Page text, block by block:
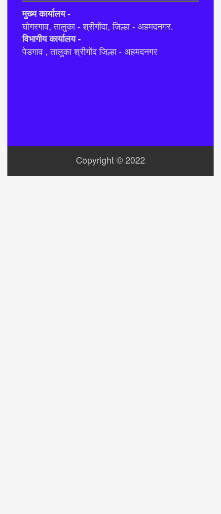
मुख्य कार्यालय -
घोगरगाव, तालुका - श्रीगोंदा, जिल्हा - अहमदनगर.
विभागीय कार्यालय -
पेडगाव , तालुका श्रीगोंद जिल्हा - अहमदनगर
Copyright © 2022